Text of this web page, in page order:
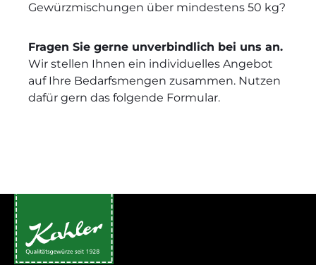
Gewürzmischungen über mindestens 50 kg?
Fragen Sie gerne unverbindlich bei uns an.
Wir stellen Ihnen ein individuelles Angebot
auf Ihre Bedarfsmengen zusammen. Nutzen
dafür gern das folgende Formular.